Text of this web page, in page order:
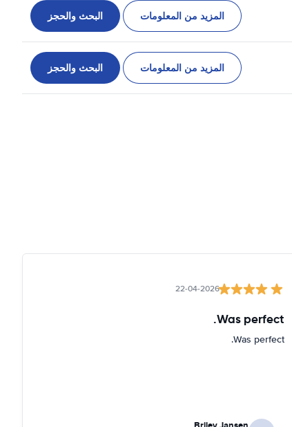
المزيد من المعلومات البحث والحجز
المزيد من المعلومات البحث والحجز
22-04-2026
Was perfect.
Was perfect.